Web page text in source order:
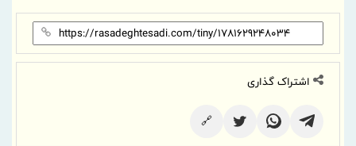
اشتراک گذاری
🔗